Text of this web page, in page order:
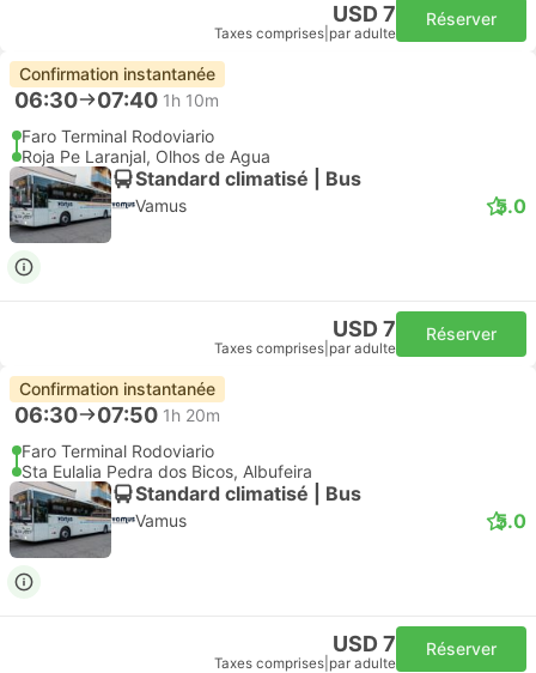
USD 7
Taxes comprises par adulte
Réserver
Confirmation instantanée
06:30 07:40 1h 10m
Faro Terminal Rodoviario
Roja Pe Laranjal, Olhos de Agua
Standard climatisé | Bus
Vamus 5.0
USD 7
Taxes comprises par adulte
Réserver
Confirmation instantanée
06:30 07:50 1h 20m
Faro Terminal Rodoviario
Sta Eulalia Pedra dos Bicos, Albufeira
Standard climatisé | Bus
Vamus 5.0
USD 7
Taxes comprises par adulte
Réserver